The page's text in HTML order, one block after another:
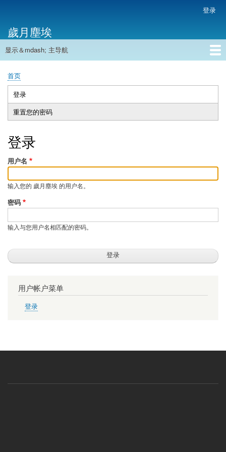
主
内
帐
户
菜
单
登录
歲月塵埃
主
航
显示＆mdash; 主导航
首页
面
包
屑
首页
主
标
登录
动
标
重置您的密码
登录
用户名
输入您的 歲月塵埃 的用户名。
密码
输入与您用户名相匹配的密码。
用户帐户菜单
登录